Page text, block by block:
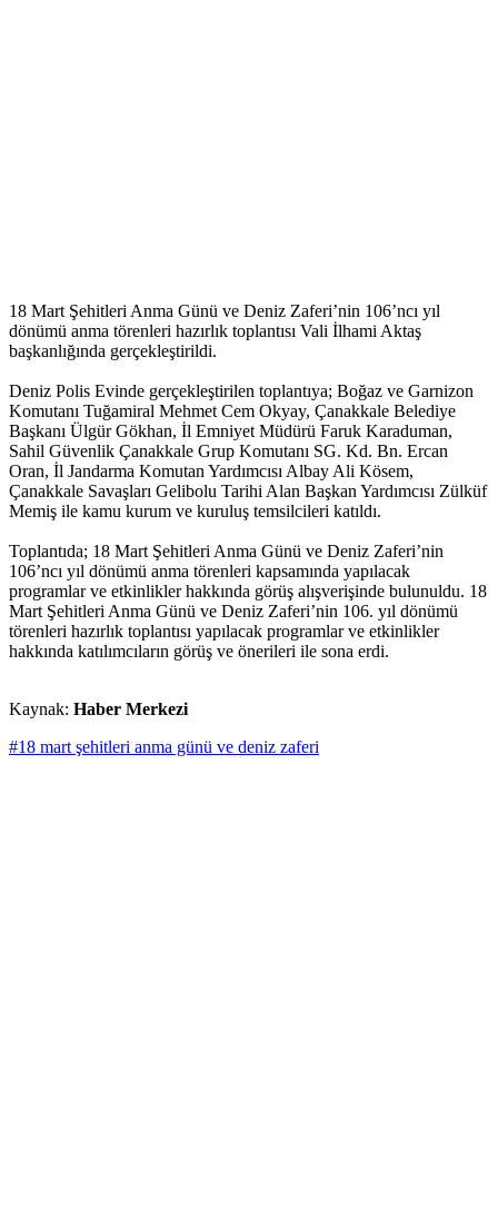
18 Mart Şehitleri Anma Günü ve Deniz Zaferi’nin 106’ncı yıl
dönümü anma törenleri hazırlık toplantısı Vali İlhami Aktaş
başkanlığında gerçekleştirildi.
Deniz Polis Evinde gerçekleştirilen toplantıya; Boğaz ve Garnizon
Komutanı Tuğamiral Mehmet Cem Okyay, Çanakkale Belediye
Başkanı Ülgür Gökhan, İl Emniyet Müdürü Faruk Karaduman,
Sahil Güvenlik Çanakkale Grup Komutanı SG. Kd. Bn. Ercan
Oran, İl Jandarma Komutan Yardımcısı Albay Ali Kösem,
Çanakkale Savaşları Gelibolu Tarihi Alan Başkan Yardımcısı Zülküf
Memiş ile kamu kurum ve kuruluş temsilcileri katıldı.
Toplantıda; 18 Mart Şehitleri Anma Günü ve Deniz Zaferi’nin
106’ncı yıl dönümü anma törenleri kapsamında yapılacak
programlar ve etkinlikler hakkında görüş alışverişinde bulunuldu. 18
Mart Şehitleri Anma Günü ve Deniz Zaferi’nin 106. yıl dönümü
törenleri hazırlık toplantısı yapılacak programlar ve etkinlikler
hakkında katılımcıların görüş ve önerileri ile sona erdi.
Kaynak: Haber Merkezi
#18 mart şehitleri anma günü ve deniz zaferi